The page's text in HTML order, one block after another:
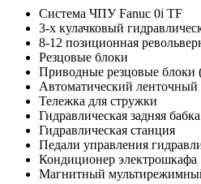
Система ЧПУ Fanuc 0i TF
3-х кулачковый
8-12 позиционная
Резцовые блоки
Приводные резцовые
Автоматический
Тележка для стружки
Гидравлическая задняя бабка
Гидравлическая станция
Педали управления
Кондиционер электрошкафа
Магнитный